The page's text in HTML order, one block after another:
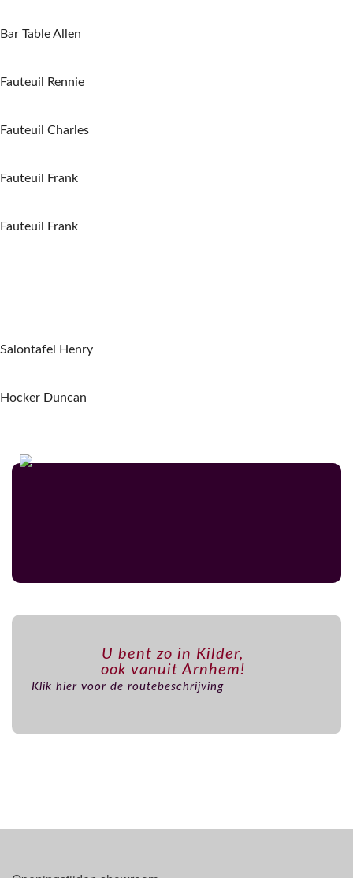
Bar Table Allen
Fauteuil Rennie
Fauteuil Charles
Fauteuil Frank
Fauteuil Frank
Salontafel Henry
Hocker Duncan
U bent zo in Kilder,
ook vanuit Arnhem!
Klik hier voor de routebeschrijving